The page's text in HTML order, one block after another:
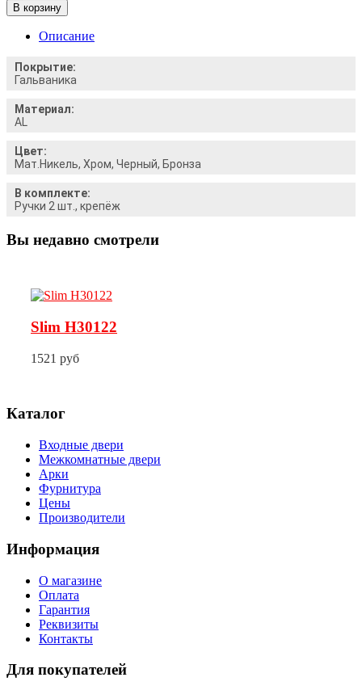
Описание
Покрытие:
Гальваника
Материал:
AL
Цвет:
Мат.Никель, Хром, Черный, Бронза
В комплекте:
Ручки 2 шт., крепёж
Вы недавно смотрели
Slim H30122
1521 руб
Каталог
Входные двери
Межкомнатные двери
Арки
Фурнитура
Цены
Производители
Информация
О магазине
Оплата
Гарантия
Реквизиты
Контакты
Для покупателей